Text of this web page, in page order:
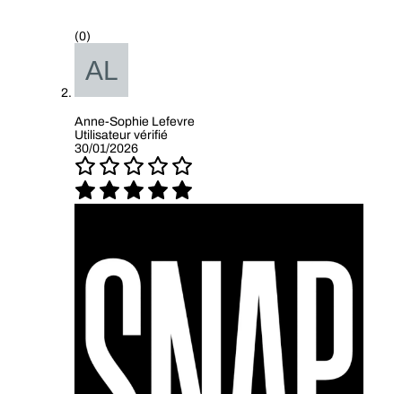
(0)
Anne-Sophie Lefevre
Utilisateur vérifié
30/01/2026